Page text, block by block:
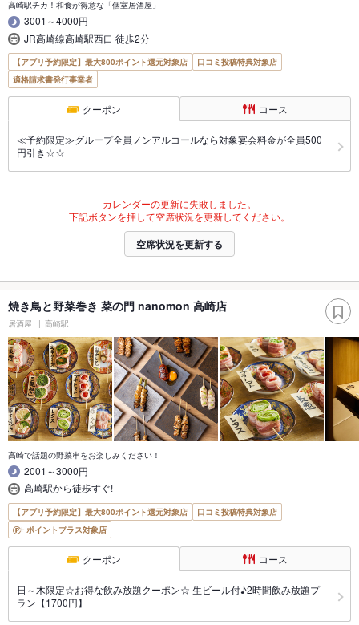
高崎駅チカ！和食が得意な「個室居酒屋」
3001～4000円
JR高崎線高崎駅西口 徒歩2分
【アプリ予約限定】最大800ポイント還元対象店
口コミ投稿特典対象店
適格請求書発行事業者
クーポン コース
≪予約限定≫グループ全員ノンアルコールなら対象宴会料金が全員500
円引き☆☆
カレンダーの更新に失敗しました。
下記ボタンを押して空席状況を更新してください。
空席状況を更新する
焼き鳥と野菜巻き 菜の門 nanomon 高崎店
居酒屋 高崎駅
高崎で話題の野菜串をお楽しみください！
2001～3000円
高崎駅から徒歩すぐ!
【アプリ予約限定】最大800ポイント還元対象店
口コミ投稿特典対象店
ポイントプラス対象店
クーポン コース
日～木限定☆お得な飲み放題クーポン☆ 生ビール付♪2時間飲み放題プ
ラン【1700円】